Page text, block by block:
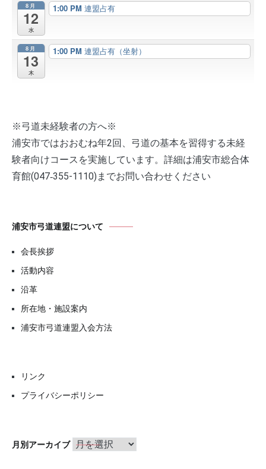
8月
12
水
1:00 PM 連盟占有
8月
13
木
1:00 PM 連盟占有（坐射）
※弓道未経験者の方へ※
浦安市ではおおむね年2回、弓道の基本を習得する未経
験者向けコースを実施しています。詳細は浦安市総合体
育館(047‐355-1110)までお問い合わせください
浦安市弓道連盟について
会長挨拶
活動内容
沿革
所在地・施設案内
浦安市弓道連盟入会方法
リンク
プライバシーポリシー
月別アーカイブ 月
別